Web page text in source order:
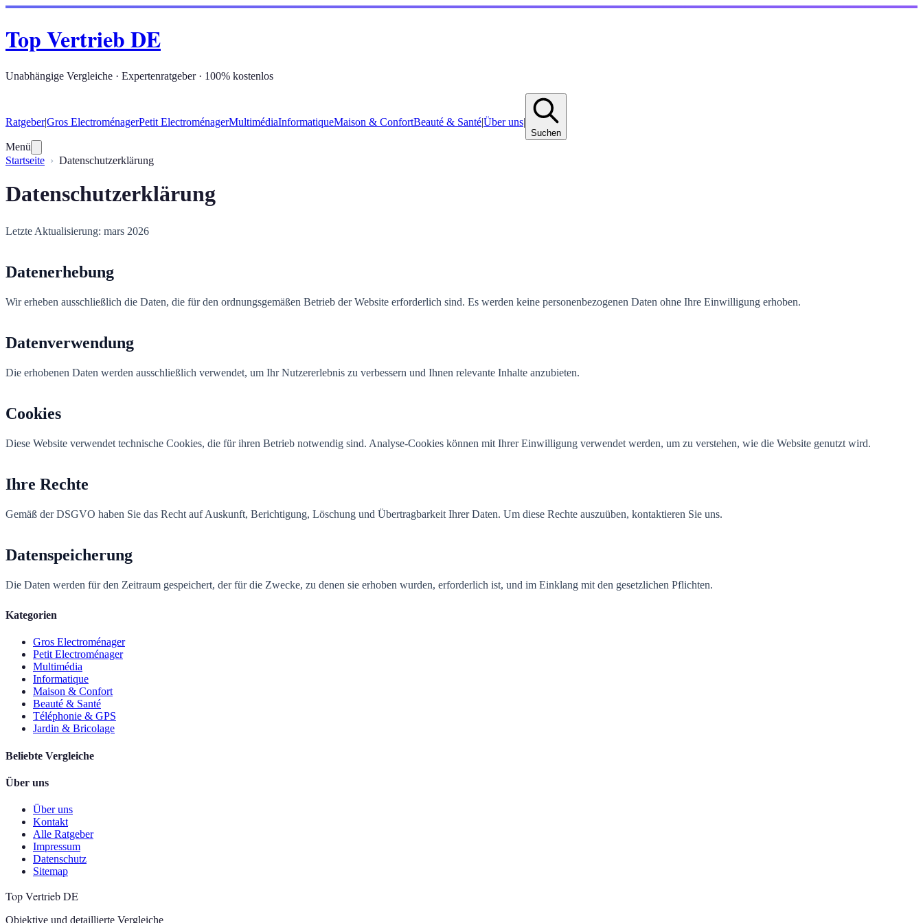
Top Vertrieb DE
Unabhängige Vergleiche · Expertenratgeber · 100% kostenlos
Ratgeber|Gros ElectroménagerPetit ElectroménagerMultimédiaInformatiqueMaison & ConfortBeauté & Santé|Über uns|
Suchen
Menü
Startseite
Datenschutzerklärung
Datenschutzerklärung
Letzte Aktualisierung: mars 2026
Datenerhebung
Wir erheben ausschließlich die Daten, die für den ordnungsgemäßen Betrieb der Website erforderlich sind. Es werden keine personenbezogenen Daten ohne Ihre Einwilligung erhoben.
Datenverwendung
Die erhobenen Daten werden ausschließlich verwendet, um Ihr Nutzererlebnis zu verbessern und Ihnen relevante Inhalte anzubieten.
Cookies
Diese Website verwendet technische Cookies, die für ihren Betrieb notwendig sind. Analyse-Cookies können mit Ihrer Einwilligung verwendet werden, um zu verstehen, wie die Website genutzt wird.
Ihre Rechte
Gemäß der DSGVO haben Sie das Recht auf Auskunft, Berichtigung, Löschung und Übertragbarkeit Ihrer Daten. Um diese Rechte auszuüben, kontaktieren Sie uns.
Datenspeicherung
Die Daten werden für den Zeitraum gespeichert, der für die Zwecke, zu denen sie erhoben wurden, erforderlich ist, und im Einklang mit den gesetzlichen Pflichten.
Kategorien
Gros Electroménager
Petit Electroménager
Multimédia
Informatique
Maison & Confort
Beauté & Santé
Téléphonie & GPS
Jardin & Bricolage
Beliebte Vergleiche
Über uns
Über uns
Kontakt
Alle Ratgeber
Impressum
Datenschutz
Sitemap
Top Vertrieb DE
Objektive und detaillierte Vergleiche